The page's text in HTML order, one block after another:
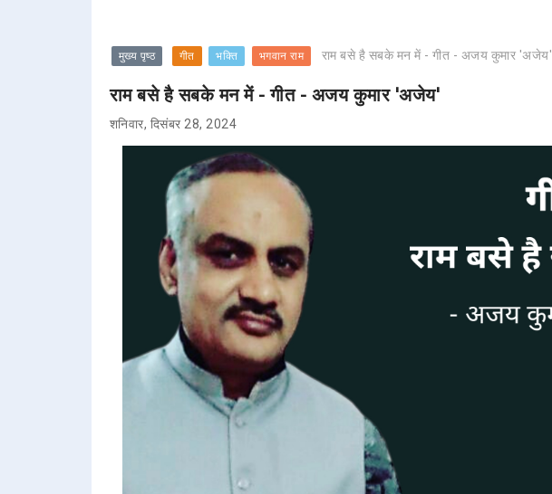
मुख्य पृष्ठ गीत भक्ति भगवान राम राम बसे है सबके मन में - गीत - अजय कुमार 'अजेय'
राम बसे है सबके मन में - गीत - अजय कुमार 'अजेय'
शनिवार, दिसंबर 28, 2024